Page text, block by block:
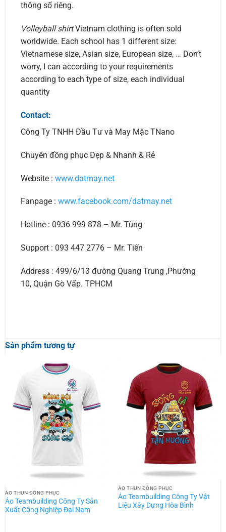
thông số riêng.
Volleyball shirtVietnam clothing is often sold
worldwide. Each school has 1 different size:
Vietnamese size, Asian size, European size, … Don’t
worry, I can according to your requirements
according to each type of size, each individual
quantity
Contact:
Công Ty TNHH Đầu Tư và May Mặc TNano
Chuyên đồng phục Đẹp & Nhanh & Rẻ
Website : www.datmay.net
Fanpage : www.facebook.com/datmay.net
Hotline : 0936 999 878 – Mr. Tùng
Support : 093 447 2776 – Mr. Tiến
Address : 499/6/13 đường Quang Trung ,Phường
10, Quận Gò Vấp. TPHCM
Sản phẩm tương tự
ÁO THUN ĐỒNG PHỤC
Áo Teambuilding Công Ty Sản
Xuất Công Nghiệp Đại Nam
ÁO THUN ĐỒNG PHỤC
Áo Teambuilding Công Ty Vật
Liệu Xây Dựng Hòa Bình